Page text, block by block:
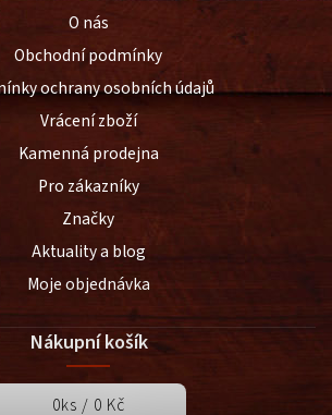
O nás
Obchodní podmínky
ochrany osobních údajů
Vrácení zboží
Kamenná prodejna
Pro zákazníky
Značky
Aktuality a blog
Moje objednávka
Nákupní košík
0ks / 0 Kč